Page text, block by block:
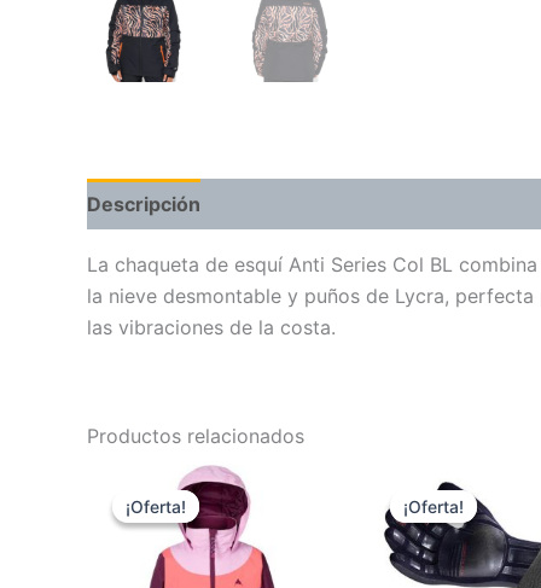
Descripción
La chaqueta de esquí Anti Series Col BL
la nieve desmontable y puños de Lycra,
las vibraciones de la costa.
Productos relacionados
¡Oferta!
¡Oferta!
precio
original
era:
140,00 €.
El
precio
actual
es:
49,00 €.
producto
múltiples
¡Oferta!
¡Oferta!
precio
original
era:
32,95 €.
es: